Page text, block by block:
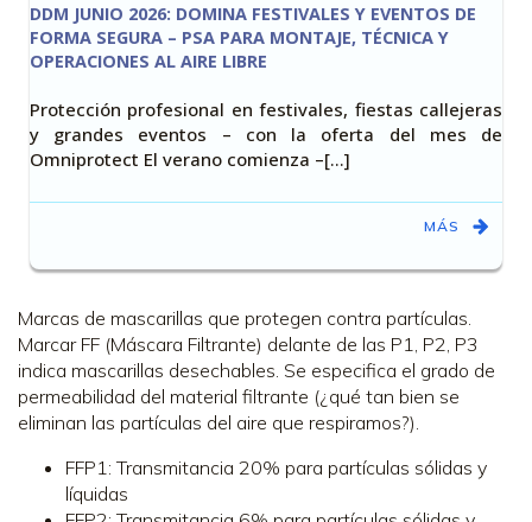
DDM JUNIO 2026: DOMINA FESTIVALES Y EVENTOS DE
FORMA SEGURA – PSA PARA MONTAJE, TÉCNICA Y
OPERACIONES AL AIRE LIBRE
Protección profesional en festivales, fiestas callejeras
y grandes eventos – con la oferta del mes de
Omniprotect El verano comienza –[…]
MÁS
Marcas de mascarillas que protegen contra partículas.
Marcar FF (Máscara Filtrante) delante de las P1, P2, P3
indica mascarillas desechables. Se especifica el grado de
permeabilidad del material filtrante (¿qué tan bien se
eliminan las partículas del aire que respiramos?).
FFP1: Transmitancia 20% para partículas sólidas y
líquidas